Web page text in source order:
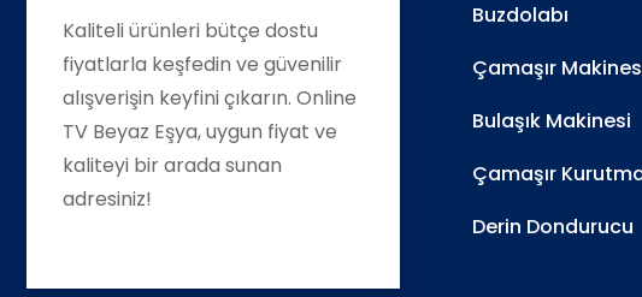
Kaliteli ürünleri bütçe dostu
fiyatlarla keşfedin ve güvenilir
alışverişin keyfini çıkarın. Online
TV Beyaz Eşya, uygun fiyat ve
kaliteyi bir arada sunan
adresiniz!
Buzdolabı
Çamaşır
Bulaşık Makinesi
Çamaşır
Derin Dondurucu